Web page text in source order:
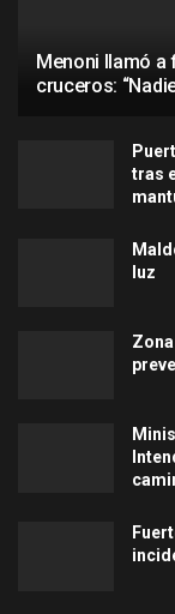
Menoni llamó a
cruceros:
tras
luz